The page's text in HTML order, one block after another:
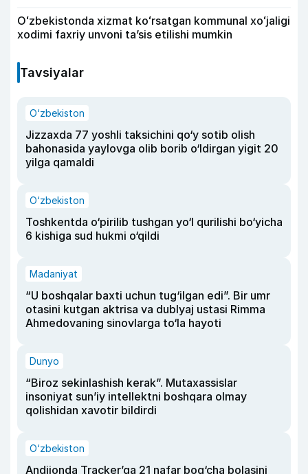
Oʻzbekistonda xizmat koʻrsatgan kommunal xoʻjaligi
xodimi faxriy unvoni taʼsis etilishi mumkin
Tavsiyalar
O‘zbekiston
Jizzaxda 77 yoshli taksichini qo‘y sotib olish
bahonasida yaylovga olib borib o‘ldirgan yigit 20
yilga qamaldi
O‘zbekiston
Toshkentda o‘pirilib tushgan yo‘l qurilishi bo‘yicha
6 kishiga sud hukmi o‘qildi
Madaniyat
“U boshqalar baxti uchun tug‘ilgan edi”. Bir umr
otasini kutgan aktrisa va dublyaj ustasi Rimma
Ahmedovaning sinovlarga to‘la hayoti
Dunyo
“Biroz sekinlashish kerak”. Mutaxassislar
insoniyat sun’iy intellektni boshqara olmay
qolishidan xavotir bildirdi
O‘zbekiston
Andijonda Tracker’ga 21 nafar bog‘cha bolasini